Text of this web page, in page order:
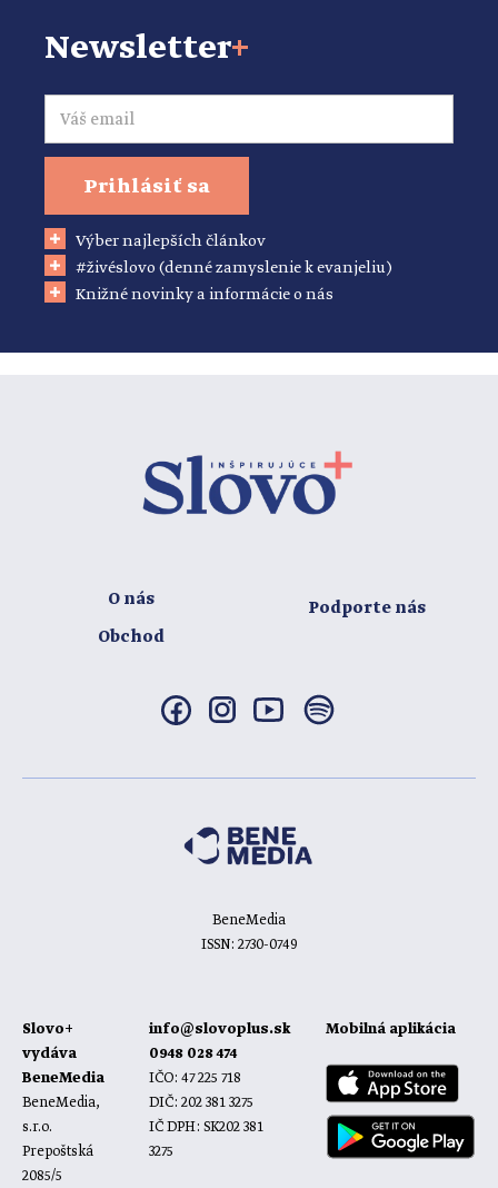
Newsletter+
Email
Prihlásiť sa
Výber najlepších článkov
#živéslovo (denné zamyslenie k evanjeliu)
Knižné novinky a informácie o nás
O nás
Obchod
Podporte nás
BeneMedia
ISSN: 2730-0749
Slovo+
vydáva
BeneMedia
BeneMedia,
s.r.o.
Prepoštská
2085/5
info@slovoplus.sk
0948 028 474
IČO: 47 225 718
DIČ: 202 381 3275
IČ DPH: SK202 381
3275
Mobilná aplikácia